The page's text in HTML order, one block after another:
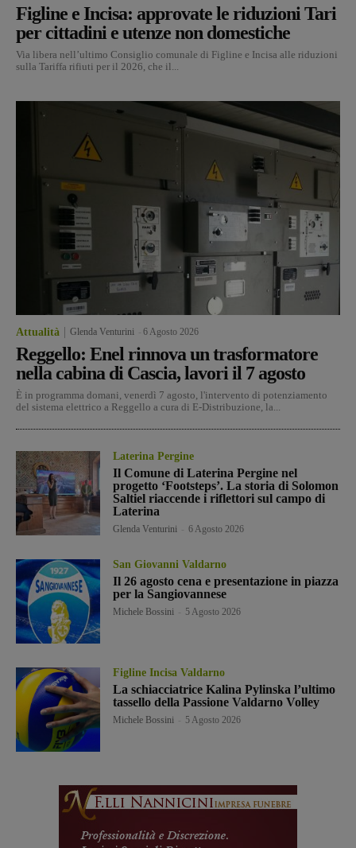
Figline e Incisa: approvate le riduzioni Tari
per cittadini e utenze non domestiche
Via libera nell’ultimo Consiglio comunale di Figline e Incisa alle riduzioni
sulla Tariffa rifiuti per il 2026, che il...
Attualità Glenda Venturini 6 Agosto 2026
Reggello: Enel rinnova un trasformatore
nella cabina di Cascia, lavori il 7 agosto
È in programma domani, venerdì 7 agosto, l'intervento di potenziamento
del sistema elettrico a Reggello a cura di E-Distribuzione, la...
Laterina Pergine
Il Comune di Laterina Pergine nel
progetto ‘Footsteps’. La storia di Solomon
Saltiel riaccende i riflettori sul campo di
Laterina
Glenda Venturini 6 Agosto 2026
San Giovanni Valdarno
Il 26 agosto cena e presentazione in piazza
per la Sangiovannese
Michele Bossini 5 Agosto 2026
Figline Incisa Valdarno
La schiacciatrice Kalina Pylinska l’ultimo
tassello della Passione Valdarno Volley
Michele Bossini 5 Agosto 2026